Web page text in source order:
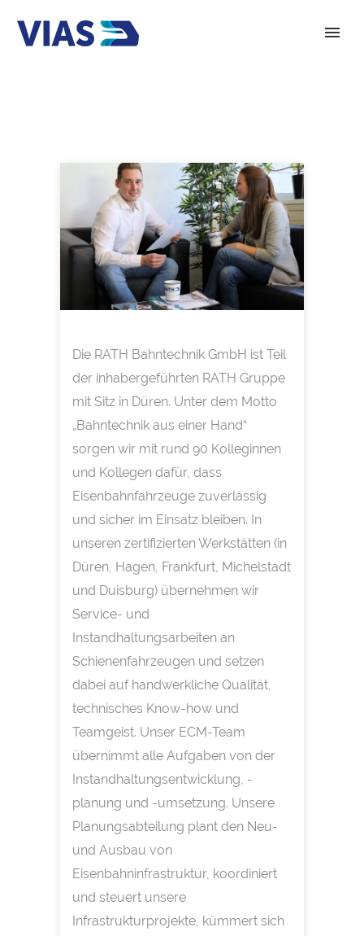
Die RATH Bahntechnik GmbH ist Teil
der inhabergeführten RATH Gruppe
mit Sitz in Düren. Unter dem Motto
„Bahntechnik aus einer Hand“
sorgen wir mit rund 90 Kolleginnen
und Kollegen dafür, dass
Eisenbahnfahrzeuge zuverlässig
und sicher im Einsatz bleiben. In
unseren zertifizierten Werkstätten (in
Düren, Hagen, Frankfurt, Michelstadt
und Duisburg) übernehmen wir
Service- und
Instandhaltungsarbeiten an
Schienenfahrzeugen und setzen
dabei auf handwerkliche Qualität,
technisches Know-how und
Teamgeist. Unser ECM-Team
übernimmt alle Aufgaben von der
Instandhaltungsentwicklung, -
planung und -umsetzung. Unsere
Planungsabteilung plant den Neu-
und Ausbau von
Eisenbahninfrastruktur, koordiniert
und steuert unsere
Infrastrukturprojekte, kümmert sich